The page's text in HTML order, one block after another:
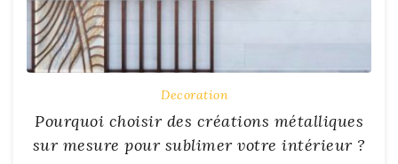
Decoration
Pourquoi choisir des créations métalliques
sur mesure pour sublimer votre intérieur ?